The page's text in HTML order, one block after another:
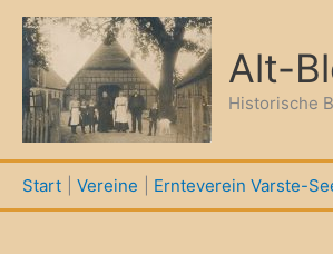
Zum
Inhalt
springen
Alt-
Historische
Start Vereine Ernteverein Varste-